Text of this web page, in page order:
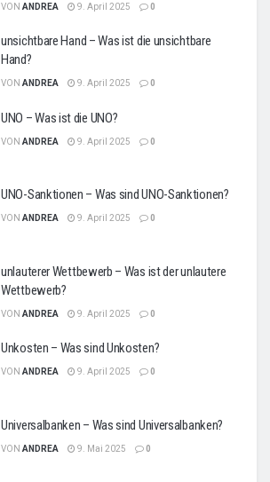
VON ANDREA 9. April 2025 0
unsichtbare Hand – Was ist die unsichtbare
Hand?
VON ANDREA 9. April 2025 0
UNO – Was ist die UNO?
VON ANDREA 9. April 2025 0
UNO-Sanktionen – Was sind UNO-Sanktionen?
VON ANDREA 9. April 2025 0
unlauterer Wettbewerb – Was ist der unlautere
Wettbewerb?
VON ANDREA 9. April 2025 0
Unkosten – Was sind Unkosten?
VON ANDREA 9. April 2025 0
Universalbanken – Was sind Universalbanken?
VON ANDREA 9. Mai 2025 0